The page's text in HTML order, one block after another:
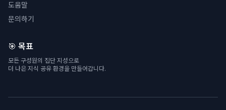
도움말
문의하기
🎯 목표
모든 구성원의 집단 지성으로
더 나은 지식 공유 환경을 만들어갑니다.